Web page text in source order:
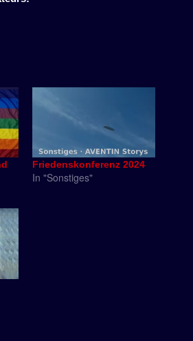
Friedenskonferenz 2024
In "Sonstiges"